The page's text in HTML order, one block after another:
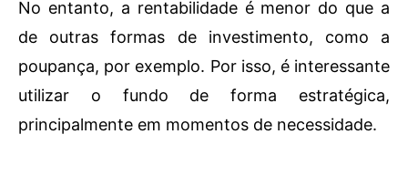
No entanto, a rentabilidade é menor do que a
de outras formas de investimento, como a
poupança, por exemplo. Por isso, é interessante
utilizar o fundo de forma estratégica,
principalmente em momentos de necessidade.